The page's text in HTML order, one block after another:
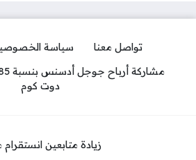
تواصل معنا سياسة
دوت كوم
زيادة متابعين انستقرام